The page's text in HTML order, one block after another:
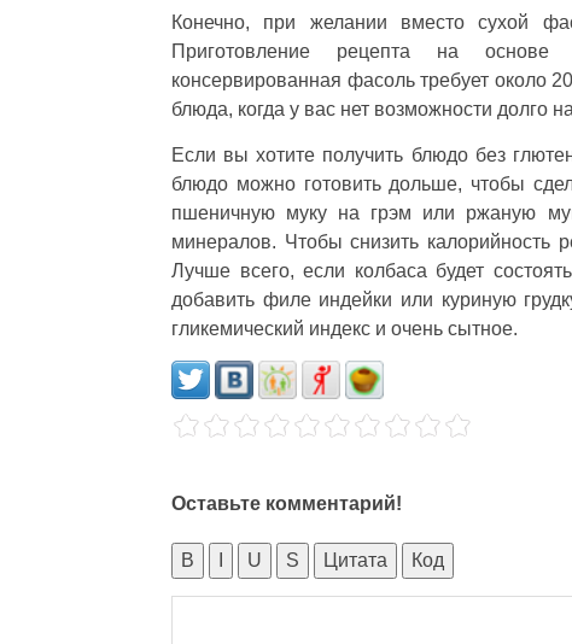
Конечно, при желании вместо сухой
Приготовление рецепта на
консервированная фасоль требует около
блюда, когда у вас нет возможности долго
Если вы хотите получить блюдо без
блюдо можно готовить дольше, чтобы
пшеничную муку на грэм или ржаную
минералов. Чтобы снизить калорийность
Лучше всего, если колбаса будет
добавить филе индейки или куриную
гликемический индекс и очень сытное.
Оставьте комментарий!
B U S Цитата Код